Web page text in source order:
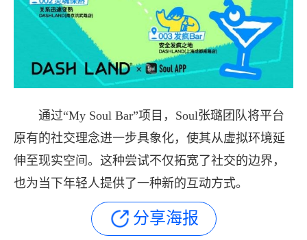
通过“My Soul Bar”项目，Soul张璐团队将平台
原有的社交理念进一步具象化，使其从虚拟环境延
伸至现实空间。这种尝试不仅拓宽了社交的边界，
也为当下年轻人提供了一种新的互动方式。
分享海报